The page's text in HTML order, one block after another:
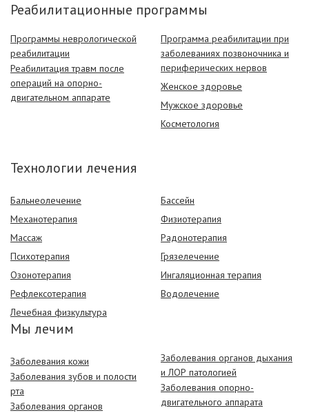
Реабилитационные программы
Программы неврологической
реабилитации
Реабилитация травм после
операций на опорно-
двигательном аппарате
Программа реабилитации при
заболеваниях позвоночника и
периферических нервов
Женское здоровье
Мужское здоровье
Косметология
Технологии лечения
Бальнеолечение
Механотерапия
Массаж
Психотерапия
Озонотерапия
Рефлексотерапия
Лечебная физкультура
Бассейн
Физиотерапия
Радонотерапия
Грязелечение
Ингаляционная терапия
Водолечение
Мы лечим
Заболевания кожи
Заболевания зубов и полости
рта
Заболевания органов
Заболевания органов дыхания
и ЛОР патологией
Заболевания опорно-
двигательного аппарата